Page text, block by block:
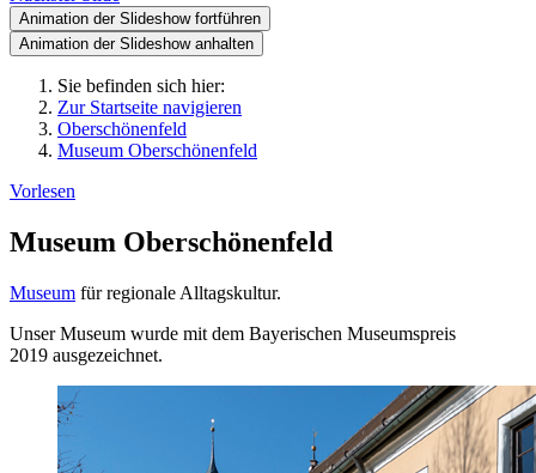
Animation der Slideshow fortführen
Animation der Slideshow anhalten
Sie befinden sich hier:
Zur Startseite navigieren
Oberschönenfeld
Museum Oberschönenfeld
Vorlesen
Museum Oberschönenfeld
Museum für regionale Alltagskultur.
Unser Museum wurde mit dem Bayerischen Museumspreis
2019 ausgezeichnet.